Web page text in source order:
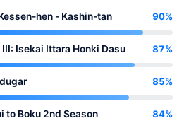
hen - Kashin-tan 90%
Isekai Ittara Honki Dasu 87%
85%
to Boku 2nd Season 84%